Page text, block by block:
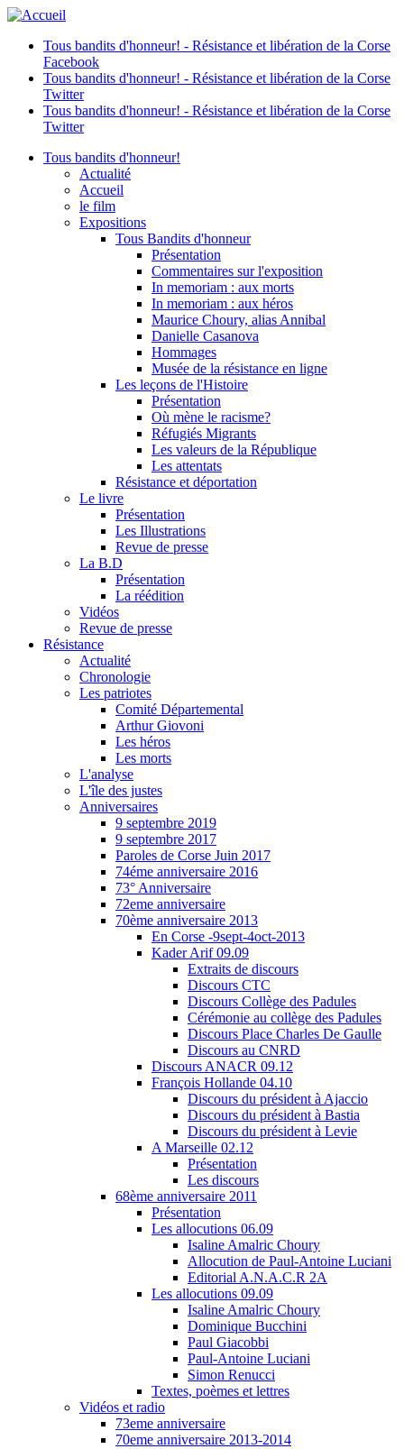
Tous bandits d'honneur! - Résistance et libération de la Corse
Facebook
Tous bandits d'honneur! - Résistance et libération de la Corse
Twitter
Tous bandits d'honneur! - Résistance et libération de la Corse
Twitter
Tous bandits d'honneur!
Actualité
Accueil
le film
Expositions
Tous Bandits d'honneur
Présentation
Commentaires sur l'exposition
In memoriam : aux morts
In memoriam : aux héros
Maurice Choury, alias Annibal
Danielle Casanova
Hommages
Musée de la résistance en ligne
Les leçons de l'Histoire
Présentation
Où mène le racisme?
Réfugiés Migrants
Les valeurs de la République
Les attentats
Résistance et déportation
Le livre
Présentation
Les Illustrations
Revue de presse
La B.D
Présentation
La réédition
Vidéos
Revue de presse
Résistance
Actualité
Chronologie
Les patriotes
Comité Départemental
Arthur Giovoni
Les héros
Les morts
L'analyse
L'île des justes
Anniversaires
9 septembre 2019
9 septembre 2017
Paroles de Corse Juin 2017
74éme anniversaire 2016
73° Anniversaire
72eme anniversaire
70ème anniversaire 2013
En Corse -9sept-4oct-2013
Kader Arif 09.09
Extraits de discours
Discours CTC
Discours Collège des Padules
Cérémonie au collège des Padules
Discours Place Charles De Gaulle
Discours au CNRD
Discours ANACR 09.12
François Hollande 04.10
Discours du président à Ajaccio
Discours du président à Bastia
Discours du président à Levie
A Marseille 02.12
Présentation
Les discours
68ème anniversaire 2011
Présentation
Les allocutions 06.09
Isaline Amalric Choury
Allocution de Paul-Antoine Luciani
Editorial A.N.A.C.R 2A
Les allocutions 09.09
Isaline Amalric Choury
Dominique Bucchini
Paul Giacobbi
Paul-Antoine Luciani
Simon Renucci
Textes, poèmes et lettres
Vidéos et radio
73eme anniversaire
70eme anniversaire 2013-2014